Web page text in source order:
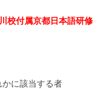
校付属京都日本語研修
に該当する者